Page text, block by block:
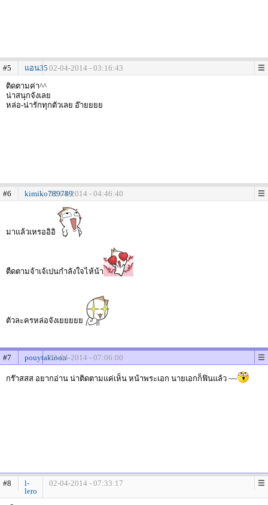
#5 แอน35 02-04-2014 - 03:16:43
ติดตามค่า^^
น่าสนุกจังเลย
หล่อ-น่ารักทุกตัวเลย อ๊ายยยย
#6 kimiko78978902-04-2014 - 04:46:40
มาแล้วเหรออิอิ
ตืดตามจ้าเจ้เปนกำลังใจไห้น้า
ตัวละครหล่อจังเยยยยย
#7 pouytakioon02-04-2014 - 07:06:00
กร๊าสสส อยากอ่าน น่าติดตามแค่เห็น หน้าพระเอก นายเอกก็ฟินแล้ว ~~
#8
l-
lero
02-04-2014 - 07:33:17